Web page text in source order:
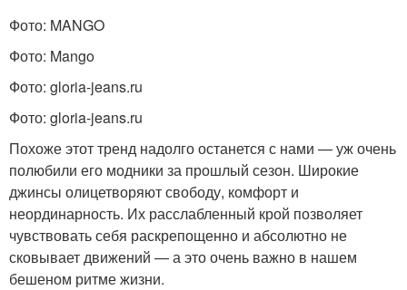
Фото: MANGO
Фото: Mango
Фото: gloria-jeans.ru
Фото: gloria-jeans.ru
Похоже этот тренд надолго останется с нами — уж очень
полюбили его модники за прошлый сезон. Широкие
джинсы олицетворяют свободу, комфорт и
неординарность. Их расслабленный крой позволяет
чувствовать себя раскрепощенно и абсолютно не
сковывает движений — а это очень важно в нашем
бешеном ритме жизни.